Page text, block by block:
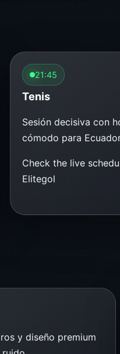
21:45
Tenis
Sesión decisiva con
cómodo para
Check the live
Elitegol
y diseño premium